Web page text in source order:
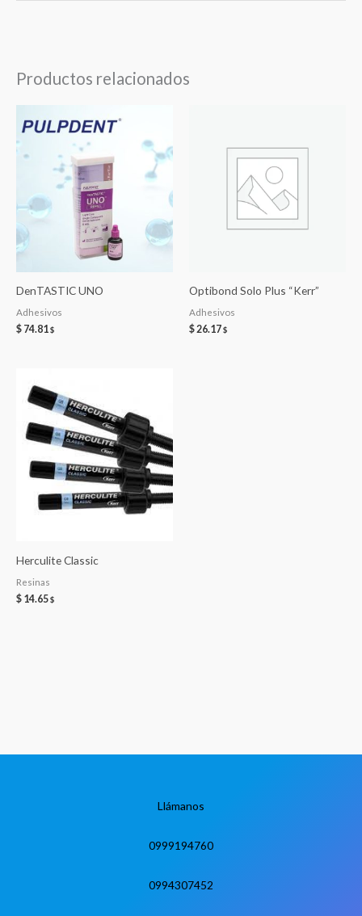
Productos relacionados
DenTASTIC UNO
Adhesivos
$ 74.81$
Optibond Solo Plus “Kerr”
Adhesivos
$26.17$
Herculite Classic
Resinas
$ 14.65$
Llámanos
0999194760
0994307452